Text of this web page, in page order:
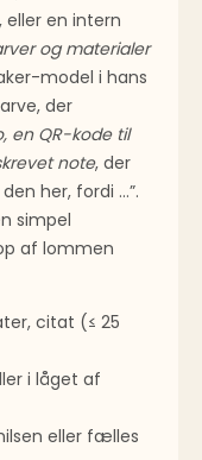
en intern
og materialer
model i hans
der
en QR-kode til
note, der
her, fordi …”.
simpel
af lommen
citat (≤ 25
i låget af
eller fælles